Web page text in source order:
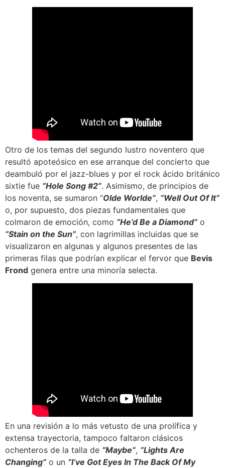
Otro de los temas del segundo lustro noventero que
resultó apoteósico en ese arranque del concierto que
deambuló por el jazz-blues y por el rock ácido británico
sixtie fue “Hole Song #2”. Asimismo, de principios de
los noventa, se sumaron “Olde Worlde”, “Well Out Of It”
o, por supuesto, dos piezas fundamentales que
colmaron de emoción, como “He’d Be a Diamond” o
“Stain on the Sun”, con lagrimillas incluidas que se
visualizaron en algunas y algunos presentes de las
primeras filas que podrían explicar el fervor que Bevis
Frond genera entre una minoría selecta.
En una revisión a lo más vetusto de una prolífica y
extensa trayectoria, tampoco faltaron clásicos
ochenteros de la talla de “Maybe”, “Lights Are
Changing” o un “I’ve Got Eyes In The Back Of My